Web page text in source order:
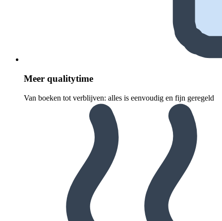
Meer quali­ty­time
Van boeken tot verblijven: alles is eenvoudig en fijn geregeld